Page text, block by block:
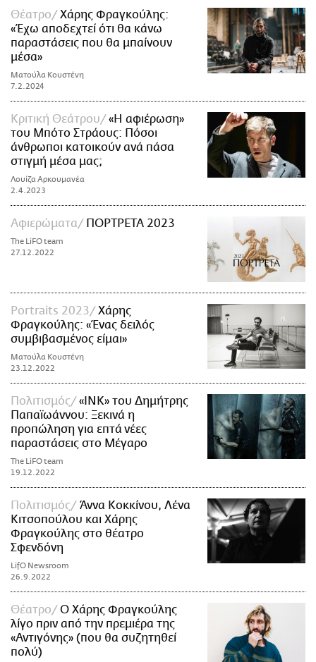
Θέατρο
Χάρης Φραγκούλης:
«Έχω αποδεχτεί ότι θα κάνω
παραστάσεις που θα μπαίνουν
μέσα»
Ματούλα Κουστένη
7.2.2024
Κριτική Θεάτρου
«Η αφιέρωση»
του Μπότο Στράους: Πόσοι
άνθρωποι κατοικούν ανά πάσα
στιγμή μέσα μας;
Λουίζα Αρκουμανέα
2.4.2023
Αφιερώματα ΠΟΡΤΡΕΤΑ 2023
The LiFO team
27.12.2022
Portraits 2023
Χάρης
Φραγκούλης: «Ένας δειλός
συμβιβασμένος είμαι»
Ματούλα Κουστένη
23.12.2022
Πολιτισμός
«ΙNK» του Δημήτρης
Παπαϊωάννου: Ξεκινά η
προπώληση για επτά νέες
παραστάσεις στο Μέγαρο
The LiFO team
19.12.2022
Πολιτισμός
Άννα Κοκκίνου, Λένα
Κιτσοπούλου και Χάρης
Φραγκούλης στο θέατρο
Σφενδόνη
LifO Newsroom
26.9.2022
Θέατρο
Ο Χάρης Φραγκούλης
λίγο πριν από την πρεμιέρα της
«Αντιγόνης» (που θα συζητηθεί
πολύ)